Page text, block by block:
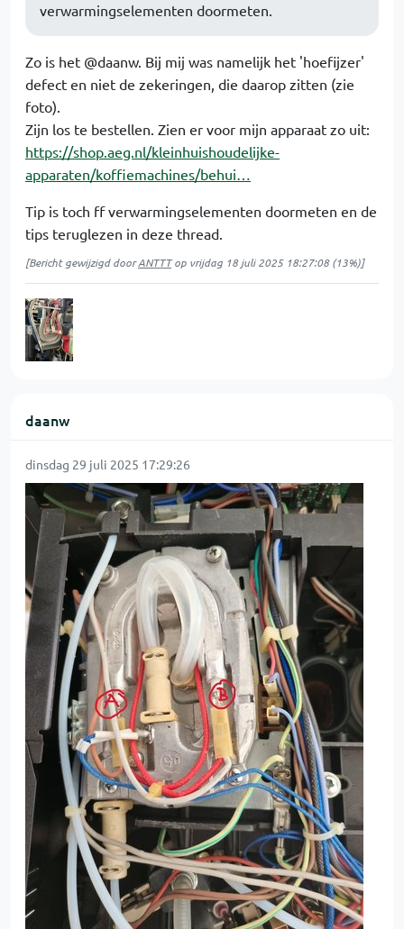
verwarmingselementen doormeten.
Zo is het @daanw. Bij mij was namelijk het 'hoefijzer'
defect en niet de zekeringen, die daarop zitten (zie
foto).
Zijn los te bestellen. Zien er voor mijn apparaat zo uit:
https://shop.aeg.nl/kleinhuishoudelijke-
apparaten/koffiemachines/behui…
Tip is toch ff verwarmingselementen doormeten en de
tips teruglezen in deze thread.
[Bericht gewijzigd doorANTTTop vrijdag 18 juli 2025 18:27:08(13%)]
daanw
dinsdag 29 juli 2025 17:29:26